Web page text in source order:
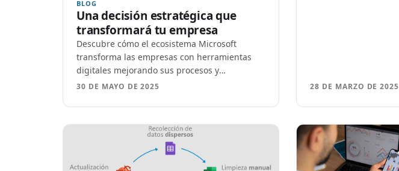
BLOG
Una decisión estratégica que
transformará tu empresa
Descubre cómo el ecosistema Microsoft
transforma las empresas con herramientas
digitales mejorando sus procesos y
decisiones.
30 DE MAYO DE 2025 28 DE MARZO DE 2025